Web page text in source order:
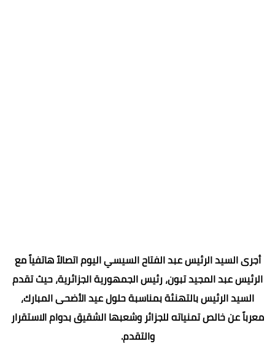
أجرى السيد الرئيس عبد الفتاح السيسي اليوم اتصالاً هاتفياً مع
الرئيس عبد المجيد تبون، رئيس الجمهورية الجزائرية، حيث تقدم
السيد الرئيس بالتهنئة بمناسبة حلول عيد الأضحى المبارك،
معرباً عن خالص تمنياته للجزائر وشعبها الشقيق بدوام الاستقرار
والتقدم.